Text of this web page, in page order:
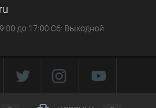
до 17:00 Сб: Выходной